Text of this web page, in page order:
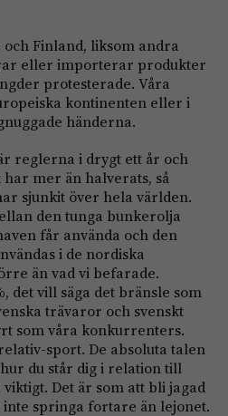
Finland, liksom andra
eller importerar produkter
protesterade. Våra
kontinenten eller i
händerna.
reglerna i drygt ett år och
mer än halverats, så
sjunkit över hela världen.
den tunga bunkerolja
får använda och den
i de nordiska
än vad vi befarade.
det vill säga det bränsle som
trävaror och svenskt
som våra konkurrenters.
sport. De absoluta talen
du står dig i relation till
Det är som att bli jagad
springa fortare än lejonet.